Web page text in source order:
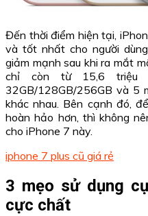
Đến thời điểm hiện tại,
và tốt nhất cho người
giảm mạnh sau khi ra mắt
chỉ còn từ 15,6 triệu
32GB/128GB/256GB và 5
khác nhau. Bên cạnh đó,
hoàn hảo hơn, thì không
cho iPhone 7 này.
iphone 7 plus cũ giá rẻ
3 mẹo sử dụng
cực chất